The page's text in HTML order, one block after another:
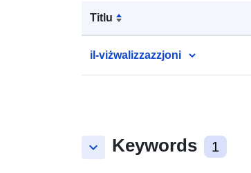
Titlu
il-viżwalizzazzjoni
keyboard_arrow_down Keywords 1